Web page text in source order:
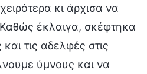
κι άρχισα να
έκλαιγα, σκέφτηκα
τις αδελφές στις
ύμνους και να